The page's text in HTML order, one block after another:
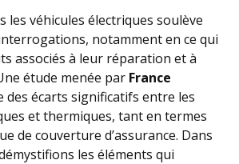
les véhicules électriques soulève
notamment en ce qui
associés à leur réparation et à
étude menée par France
des écarts significatifs entre les
et thermiques, tant en termes
de couverture d’assurance. Dans
les éléments qui